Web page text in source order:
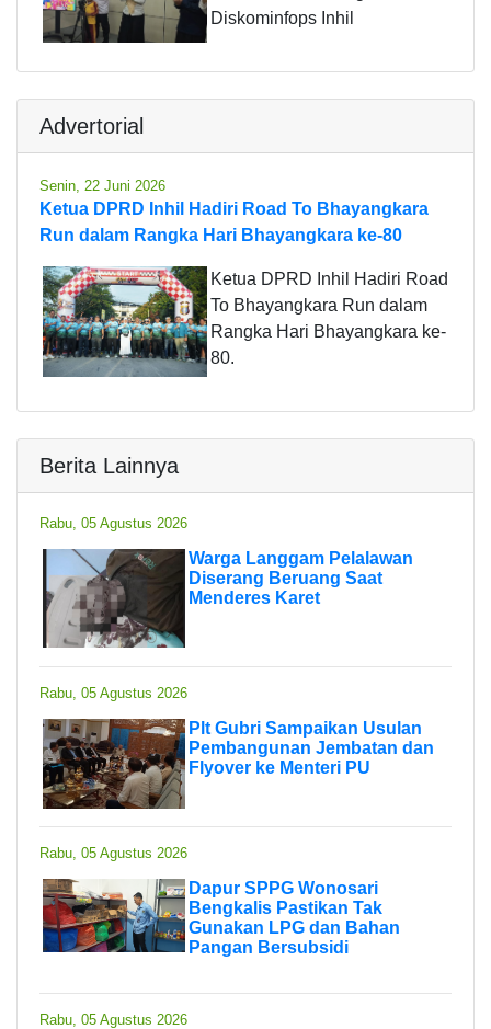
Diskominfops Inhil
Advertorial
Senin, 22 Juni 2026
Ketua DPRD Inhil Hadiri Road To Bhayangkara
Run dalam Rangka Hari Bhayangkara ke-80
Ketua DPRD Inhil Hadiri Road
To Bhayangkara Run dalam
Rangka Hari Bhayangkara ke-
80.
Berita Lainnya
Rabu, 05 Agustus 2026
Warga Langgam Pelalawan
Diserang Beruang Saat
Menderes Karet
Rabu, 05 Agustus 2026
Plt Gubri Sampaikan Usulan
Pembangunan Jembatan dan
Flyover ke Menteri PU
Rabu, 05 Agustus 2026
Dapur SPPG Wonosari
Bengkalis Pastikan Tak
Gunakan LPG dan Bahan
Pangan Bersubsidi
Rabu, 05 Agustus 2026